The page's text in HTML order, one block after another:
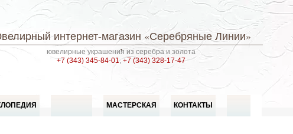
интернет-магазин «Серебряные Линии»
ювелирные украшения из серебра и золота
+7 (343) 345-84-01,+7 (343) 328-17-47
МАСТЕРСКАЯ КОНТАКТЫ